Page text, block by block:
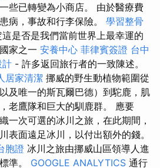
些已轉變為小商店。 由於醫療費
病，事故和行李保險。 學習整骨
是否是我們當前世界上最幸運的
家之一 安養中心 菲律賓簽證 台中
計 - 許多返回旅行者的一致陳述。
居家清潔 挪威的野生動植物範圍從
及唯一的斯瓦爾巴德）到駝鹿，肌
老鷹隊和巨大的馴鹿群。 應要
一次可選的冰川之旅，在此期間，
表面遠足冰川，以付出額外的錢。
胞證 冰川之旅由挪威山區領導人進
準。 GOOGLE ANALYTICS 通行